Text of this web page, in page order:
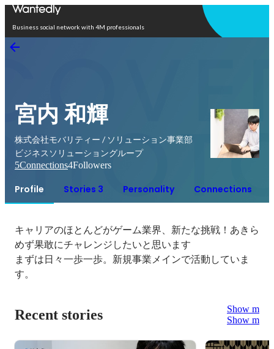
Business social network with 4M professionals
宮内 和輝
株式会社モバリティー / ソリューション事業部
ビジネスソリューショングループ
5Connections4Followers
Profile Stories 3 Personality Connections
キャリアのほとんどがゲーム業界、新たな挑戦！あきら
めず果敢にチャレンジしたいと思います
まずは日々一歩一歩。新規事業メインで活動していま
す。
Recent stories
Show more
Show more